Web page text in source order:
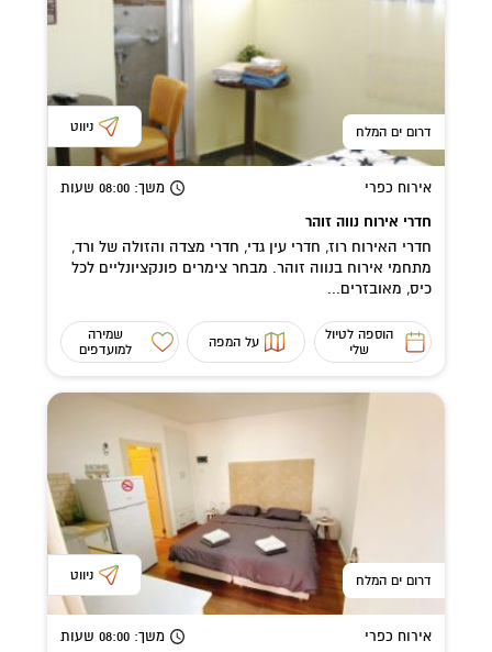
דרום ים המלח ניווט
אירוח כפרי משך: 08:00 שעות
חדרי אירוח נווה זוהר
חדרי האירוח רוז, חדרי עין גדי, חדרי מצדה והזולה של ורד,
מתחמי אירוח בנווה זוהר. מבחר צימרים פונקציונליים לכל
כיס, מאובזרים...
הוספה לטיול
שלי
על המפה
שמירה
למועדפים
דרום ים המלח ניווט
אירוח כפרי משך: 08:00 שעות